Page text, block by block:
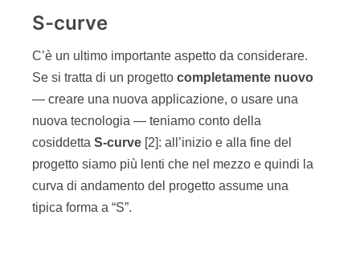
S-curve
C’è un ultimo importante aspetto da considerare.
Se si tratta di un progetto completamente nuovo
— creare una nuova applicazione, o usare una
nuova tecnologia — teniamo conto della
cosiddetta S-curve [2]: all’inizio e alla fine del
progetto siamo più lenti che nel mezzo e quindi la
curva di andamento del progetto assume una
tipica forma a “S”.